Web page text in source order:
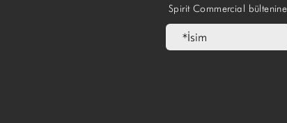
Spirit Commercial